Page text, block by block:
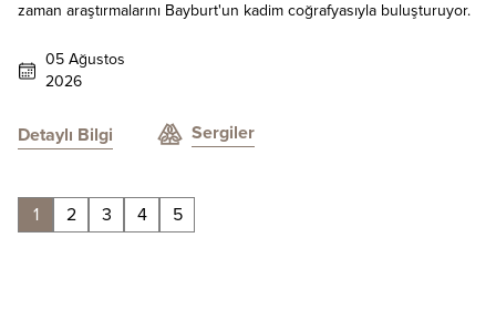
zaman araştırmalarını Bayburt'un kadim coğrafyasıyla buluşturuyor.
05 Ağustos
2026
Detaylı Bilgi Sergiler
1 2 3 4 5